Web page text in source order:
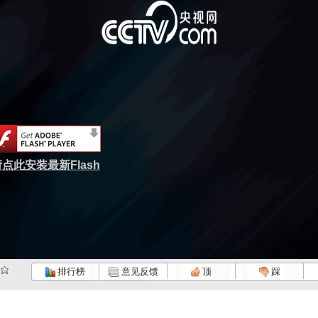
点此安装最新Flash
排行榜 意见反馈 顶 踩